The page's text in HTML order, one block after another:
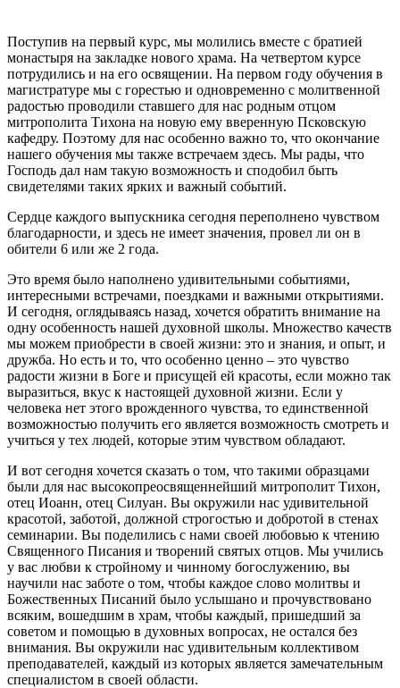
Поступив на первый курс, мы молились вместе с братией
монастыря на закладке нового храма. На четвертом курсе
потрудились и на его освящении. На первом году обучения в
магистратуре мы с горестью и одновременно с молитвенной
радостью проводили ставшего для нас родным отцом
митрополита Тихона на новую ему вверенную Псковскую
кафедру. Поэтому для нас особенно важно то, что окончание
нашего обучения мы также встречаем здесь. Мы рады, что
Господь дал нам такую возможность и сподобил быть
свидетелями таких ярких и важный событий.
Сердце каждого выпускника сегодня переполнено чувством
благодарности, и здесь не имеет значения, провел ли он в
обители 6 или же 2 года.
Это время было наполнено удивительными событиями,
интересными встречами, поездками и важными открытиями.
И сегодня, оглядываясь назад, хочется обратить внимание на
одну особенность нашей духовной школы. Множество качеств
мы можем приобрести в своей жизни: это и знания, и опыт, и
дружба. Но есть и то, что особенно ценно – это чувство
радости жизни в Боге и присущей ей красоты, если можно так
выразиться, вкус к настоящей духовной жизни. Если у
человека нет этого врожденного чувства, то единственной
возможностью получить его является возможность смотреть и
учиться у тех людей, которые этим чувством обладают.
И вот сегодня хочется сказать о том, что такими образцами
были для нас высокопреосвященнейший митрополит Тихон,
отец Иоанн, отец Силуан. Вы окружили нас удивительной
красотой, заботой, должной строгостью и добротой в стенах
семинарии. Вы поделились с нами своей любовью к чтению
Священного Писания и творений святых отцов. Мы учились
у вас любви к стройному и чинному богослужению, вы
научили нас заботе о том, чтобы каждое слово молитвы и
Божественных Писаний было услышано и прочувствовано
всяким, вошедшим в храм, чтобы каждый, пришедший за
советом и помощью в духовных вопросах, не остался без
внимания. Вы окружили нас удивительным коллективом
преподавателей, каждый из которых является замечательным
специалистом в своей области.